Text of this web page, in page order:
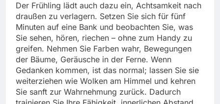
Der Frühling lädt auch dazu ein, Achtsamkeit nach
draußen zu verlagern. Setzen Sie sich für fünf
Minuten auf eine Bank und beobachten Sie, was
Sie sehen, hören, riechen – ohne zum Handy zu
greifen. Nehmen Sie Farben wahr, Bewegungen
der Bäume, Geräusche in der Ferne. Wenn
Gedanken kommen, ist das normal; lassen Sie sie
weiterziehen wie Wolken am Himmel und kehren
Sie sanft zur Wahrnehmung zurück. Dadurch